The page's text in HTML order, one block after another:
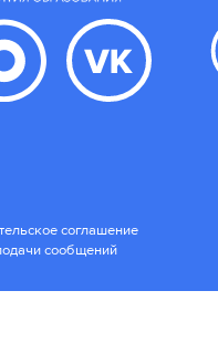
соглашение
сообщений